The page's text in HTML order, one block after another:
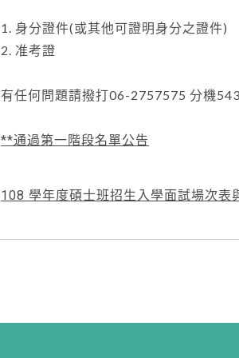
1. 身分證件(或其他可證明身分之證件)
2. 准考證
有任何問題請撥打06-2757575 分機
**通過第一階段名單公告
108 學年度碩士班招生入學面試場次表